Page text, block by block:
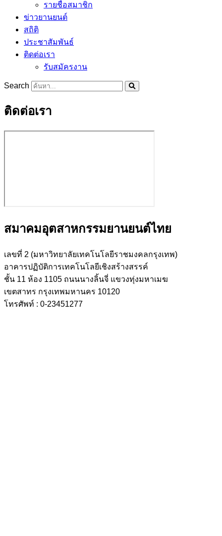
รายชื่อสมาชิก
ข่าวยานยนต์
สถิติ
ประชาสัมพันธ์
ติดต่อเรา
รับสมัครงาน
Search
ติดต่อเรา
สมาคมอุตสาหกรรมยานยนต์ไทย
เลขที่ 2 (มหาวิทยาลัยเทคโนโลยีราชมงคลกรุงเทพ)
อาคารปฏิบัติการเทคโนโลยีเชิงสร้างสรรค์
ชั้น 11 ห้อง 1105 ถนนนางลิ้นจี่ แขวงทุ่งมหาเมฆ
เขตสาทร กรุงเทพมหานคร 10120
โทรศัพท์ : 0-23451277